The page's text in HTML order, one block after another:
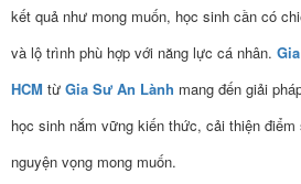
kết quả như mong muốn, học sinh cần có
và lộ trình phù hợp với năng lực cá nhân.
HCM từ Gia Sư An Lành mang đến giải
học sinh nắm vững kiến thức, cải thiện
nguyện vọng mong muốn.